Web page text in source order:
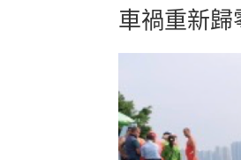
車禍重新